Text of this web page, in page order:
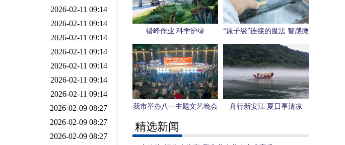
错峰作业 科学护绿
“原子级”连接的魔法 智感微
电子用一枚芯片感知“人形
机器人”未来
我市举办八一主题文艺晚会 舟行新安江 夏日享清凉
精选新闻
2026-02-11 09:14
2026-02-11 09:14
2026-02-11 09:14
2026-02-11 09:14
2026-02-11 09:14
2026-02-11 09:14
2026-02-11 09:14
2026-02-09 08:27
2026-02-09 08:27
2026-02-09 08:27